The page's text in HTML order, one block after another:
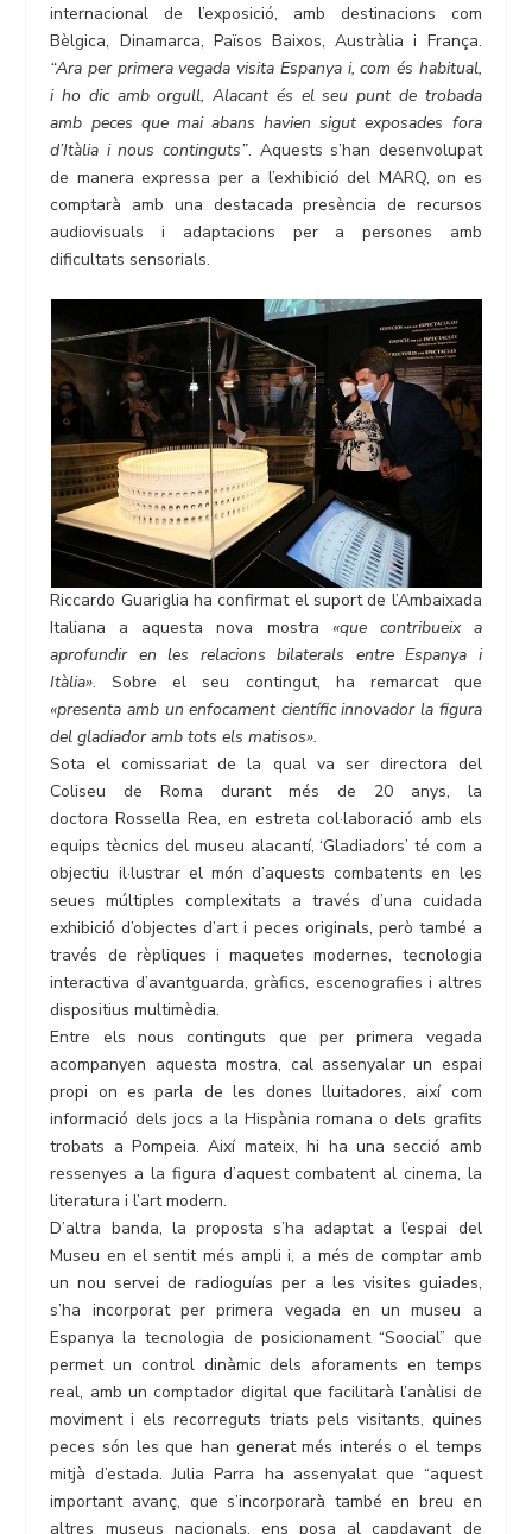
internacional de l’exposició, amb destinacions com
Bèlgica, Dinamarca, Països Baixos, Austràlia i França.
“Ara per primera vegada visita Espanya i, com és habitual,
i ho dic amb orgull, Alacant és el seu punt de trobada
amb peces que mai abans havien sigut exposades fora
d’Itàlia i nous continguts”. Aquests s’han desenvolupat
de manera expressa per a l’exhibició del MARQ, on es
comptarà amb una destacada presència de recursos
audiovisuals i adaptacions per a persones amb
dificultats sensorials.
Riccardo Guariglia ha confirmat el suport de l’Ambaixada
Italiana a aquesta nova mostra «que contribueix a
aprofundir en les relacions bilaterals entre Espanya i
Itàlia». Sobre el seu contingut, ha remarcat que
«presenta amb un enfocament científic innovador la figura
del gladiador amb tots els matisos».
Sota el comissariat de la qual va ser directora del
Coliseu de Roma durant més de 20 anys, la
doctora Rossella Rea, en estreta col·laboració amb els
equips tècnics del museu alacantí, ‘Gladiadors’ té com a
objectiu il·lustrar el món d’aquests combatents en les
seues múltiples complexitats a través d’una cuidada
exhibició d’objectes d’art i peces originals, però també a
través de rèpliques i maquetes modernes, tecnologia
interactiva d’avantguarda, gràfics, escenografies i altres
dispositius multimèdia.
Entre els nous continguts que per primera vegada
acompanyen aquesta mostra, cal assenyalar un espai
propi on es parla de les dones lluitadores, així com
informació dels jocs a la Hispània romana o dels grafits
trobats a Pompeia. Així mateix, hi ha una secció amb
ressenyes a la figura d’aquest combatent al cinema, la
literatura i l’art modern.
D’altra banda, la proposta s’ha adaptat a l’espai del
Museu en el sentit més ampli i, a més de comptar amb
un nou servei de radioguías per a les visites guiades,
s’ha incorporat per primera vegada en un museu a
Espanya la tecnologia de posicionament “Soocial” que
permet un control dinàmic dels aforaments en temps
real, amb un comptador digital que facilitarà l’anàlisi de
moviment i els recorreguts triats pels visitants, quines
peces són les que han generat més interés o el temps
mitjà d’estada. Julia Parra ha assenyalat que “aquest
important avanç, que s’incorporarà també en breu en
altres museus nacionals, ens posa al capdavant de